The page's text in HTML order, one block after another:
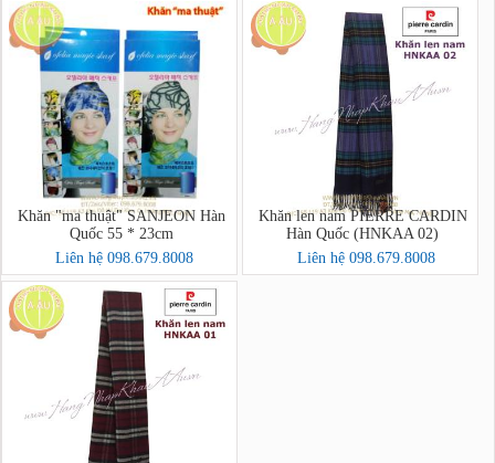
Khăn "ma thuật" SANJEON Hàn
Quốc 55 * 23cm
Liên hệ 098.679.8008
Khăn len nam PIERRE CARDIN
Hàn Quốc (HNKAA 02)
Liên hệ 098.679.8008